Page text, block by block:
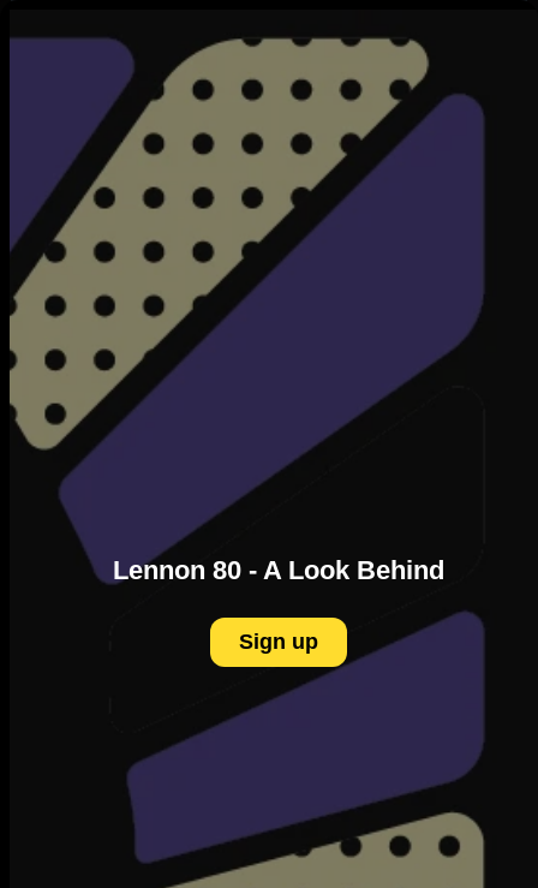
Details Episodes
Lennon80
Lennon 80 - A Look Behind
Uno sguardo inedito sui lavoratori del mondo dello spettacolo che,
in pieno lockdown, hanno lavorato alla realizzazione di Lennon80.